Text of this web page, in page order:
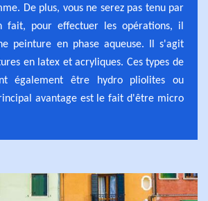
De plus, vous ne serez pas tenu par
fait, pour effectuer les opérations, il
peinture en phase aqueuse. Il s'agit
en latex et acryliques. Ces types de
également être hydro pliolites ou
avantage est le fait d'être micro